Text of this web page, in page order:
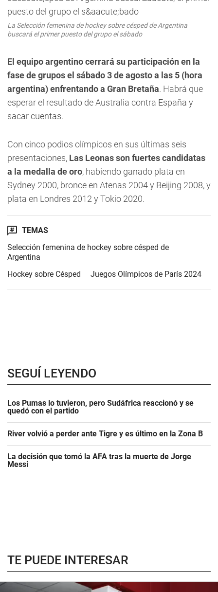
La Selección femenina de hockey sobre césped de Argentina
buscará el primer puesto del grupo el sábado
El equipo argentino cerrará su participación en la
fase de grupos el sábado 3 de agosto a las 5 (hora
argentina) enfrentando a Gran Bretaña. Habrá que
esperar el resultado de Australia contra España y
sacar cuentas.
Con cinco podios olímpicos en sus últimas seis
presentaciones, Las Leonas son fuertes candidatas
a la medalla de oro, habiendo ganado plata en
Sydney 2000, bronce en Atenas 2004 y Beijing 2008, y
plata en Londres 2012 y Tokio 2020.
TEMAS
Selección femenina de hockey sobre césped de
Argentina
Hockey sobre Césped
Juegos Olímpicos de París 2024
SEGUÍ LEYENDO
Los Pumas lo tuvieron, pero Sudáfrica reaccionó y se
quedó con el partido
River volvió a perder ante Tigre y es último en la Zona B
La decisión que tomó la AFA tras la muerte de Jorge
Messi
TE PUEDE INTERESAR